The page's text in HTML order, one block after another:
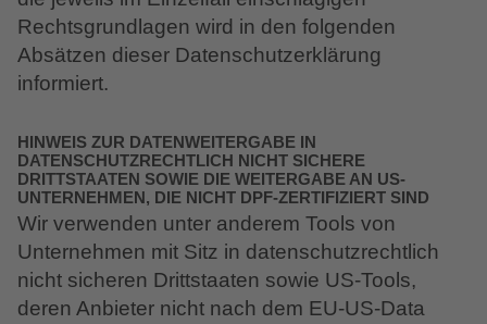
Rechtsgrundlagen wird in den folgenden
Absätzen dieser Datenschutzerklärung
informiert.
HINWEIS ZUR DATENWEITERGABE IN
DATENSCHUTZRECHTLICH NICHT SICHERE
DRITTSTAATEN SOWIE DIE WEITERGABE AN US-
UNTERNEHMEN, DIE NICHT DPF-ZERTIFIZIERT SIND
Wir verwenden unter anderem Tools von
Unternehmen mit Sitz in datenschutzrechtlich
nicht sicheren Drittstaaten sowie US-Tools,
deren Anbieter nicht nach dem EU-US-Data